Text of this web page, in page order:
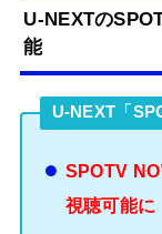
U-NEXTの
能
U-NEXT「
SPOTV
視聴可能に